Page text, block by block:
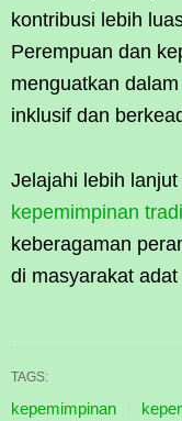
kontribusi lebih
Perempuan dan
menguatkan
inklusif dan
Jelajahi lebih
kepemimpinan
keberagaman
di masyarakat
TAGS:
kepemimpinan